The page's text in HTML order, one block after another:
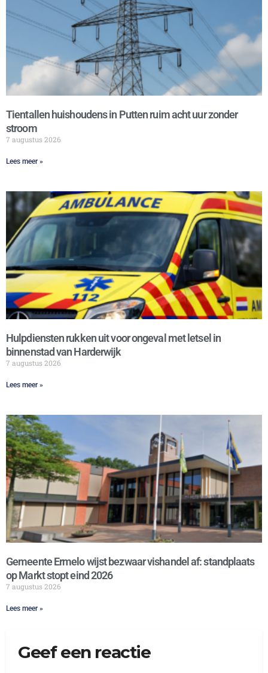
Tientallen huishoudens in Putten ruim acht uur zonder
stroom
7 augustus 2026
Lees meer »
Hulpdiensten rukken uit voor ongeval met letsel in
binnenstad van Harderwijk
7 augustus 2026
Lees meer »
Gemeente Ermelo wijst bezwaar vishandel af: standplaats
op Markt stopt eind 2026
7 augustus 2026
Lees meer »
Geef een reactie